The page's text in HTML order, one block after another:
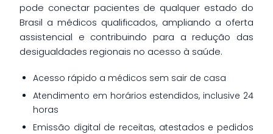
pode conectar pacientes de qualquer estado do
Brasil a médicos qualificados, ampliando a oferta
assistencial e contribuindo para a redução das
desigualdades regionais no acesso à saúde.
Acesso rápido a médicos sem sair de casa
Atendimento em horários estendidos, inclusive 24
horas
Emissão digital de receitas, atestados e pedidos